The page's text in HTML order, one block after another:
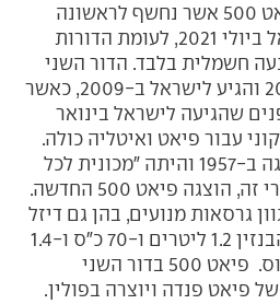
זהו הדור השלישי של פיאט 500 אשר נחשף לראשונה
במרץ 2020 והגיע לישראל ביולי 2021, לעומת הדורות
חשמלית בלבד. הדור השני
הוצג לראשונה במרץ 2007 והגיע לישראל ב-2009, כאשר
פנים שהגיעה לישראל בינואר
איקוני עבור פיאט ואיטליה כולה.
פיאט 500 המקורית הוצגה ב-1957 והיתה "מכונית לכל
פועל". 50 שנה בדיוק אחרי זה, הוצגה פיאט 500 החדשה.
גרסאות מנועים, בהן גם דיזל
- בישראל רק עם מנועי הבנזין 1.2 ליטרים ו-70 כ"ס ו-1.4
ליטרים עם 100 כוחות סוס. פיאט 500 בדור השני
פיאט פנדה ויוצרה בפולין.